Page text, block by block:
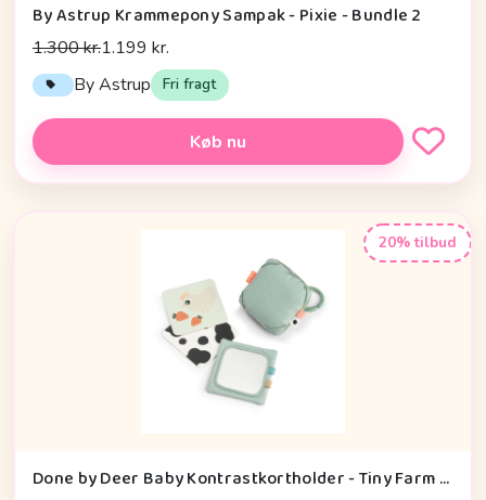
By Astrup Krammepony Sampak - Pixie - Bundle 2
1.300 kr.1.199 kr.
By Astrup Fri fragt
Køb nu
20% tilbud
Done by Deer Baby Kontrastkortholder - Tiny Farm - Grøn